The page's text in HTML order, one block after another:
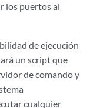
los puertos al
de ejecución
un script que
de comando y
cualquier